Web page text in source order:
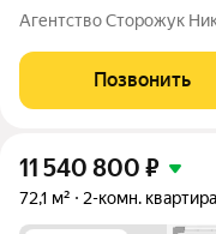
Санузел совмещенный,
Большие
взрослый собственник.
Агентство Сторожук
Позвонить
11 540 800 ₽
72,1 м² 2-комн. квартира